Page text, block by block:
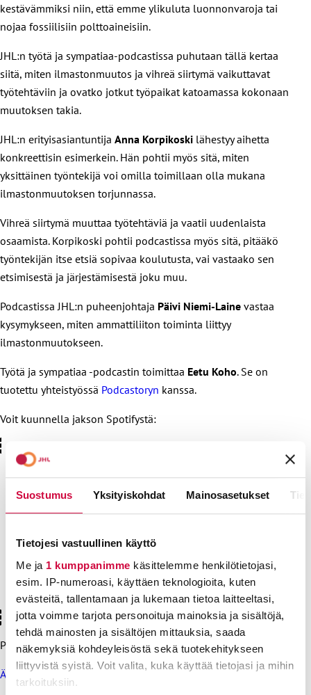
Suostumus Yksityiskohdat Mainosasetukset
Tietojesi vastuullinen käyttö
Me ja 1 kumppanimme käsittelemme henkilötietojasi,
esim. IP-numeroasi, käyttäen teknologioita, kuten
evästeitä, tallentamaan ja lukemaan tietoa laitteeltasi,
jotta voimme tarjota personoituja mainoksia ja sisältöjä,
tehdä mainosten ja sisältöjen mittauksia, saada
näkemyksiä kohdeyleisöstä sekä tuotekehitykseen
liittyvistä syistä. Voit valita, kuka käyttää tietojasi ja mihin
tarkoituksiin.
kestävämmiksi niin, että emme ylikuluta luonnonvaroja tai
nojaa fossiilisiin polttoaineisiin.
JHL:n työtä ja sympatiaa-podcastissa puhutaan tällä kertaa
siitä, miten ilmastonmuutos ja vihreä siirtymä vaikuttavat
työtehtäviin ja ovatko jotkut työpaikat katoamassa kokonaan
muutoksen takia.
JHL:n erityisasiantuntija Anna Korpikoski lähestyy aihetta
konkreettisin esimerkein. Hän pohtii myös sitä, miten
yksittäinen työntekijä voi omilla toimillaan olla mukana
ilmastonmuutoksen torjunnassa.
Vihreä siirtymä muuttaa työtehtäviä ja vaatii uudenlaista
osaamista. Korpikoski pohtii podcastissa myös sitä, pitääkö
työntekijän itse etsiä sopivaa koulutusta, vai vastaako sen
etsimisestä ja järjestämisestä joku muu.
Podcastissa JHL:n puheenjohtaja Päivi Niemi-Laine vastaa
kysymykseen, miten ammattiliiton toiminta liittyy
ilmastonmuutokseen.
Työtä ja sympatiaa -podcastin toimittaa Eetu Koho. Se on
tuotettu yhteistyössä Podcastoryn kanssa.
Voit kuunnella jakson Spotifystä:
Ilmastonmuutos, vihreä siirtymä – miten ne
Sinun on hyväksyttävä markkinointievästeet
nähdäksesi tämän sisällön.
Kuuntele SpotifyssaUusi suostumus klikkaamalla tästä
Podcast löytyy myös JHL:nSoundCloud-tililtä.
Älä unohda aiempiakaan jaksoja.